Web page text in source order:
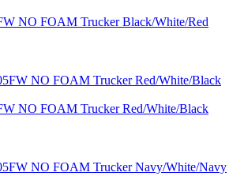
NO FOAM Trucker Black/White/Red
NO FOAM Trucker Red/White/Black